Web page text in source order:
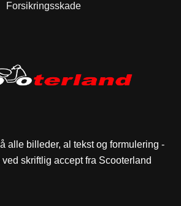
Forsikringsskade
alle billeder, al tekst og formulering -
skriftlig accept fra Scooterland